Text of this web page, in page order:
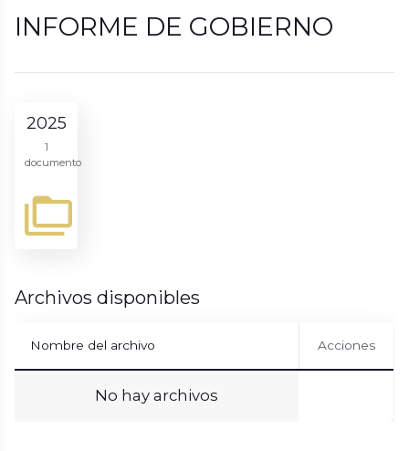
INFORME DE GOBIERNO
2025
1
documento
Archivos disponibles
Nombre del archivo Acciones
No hay archivos